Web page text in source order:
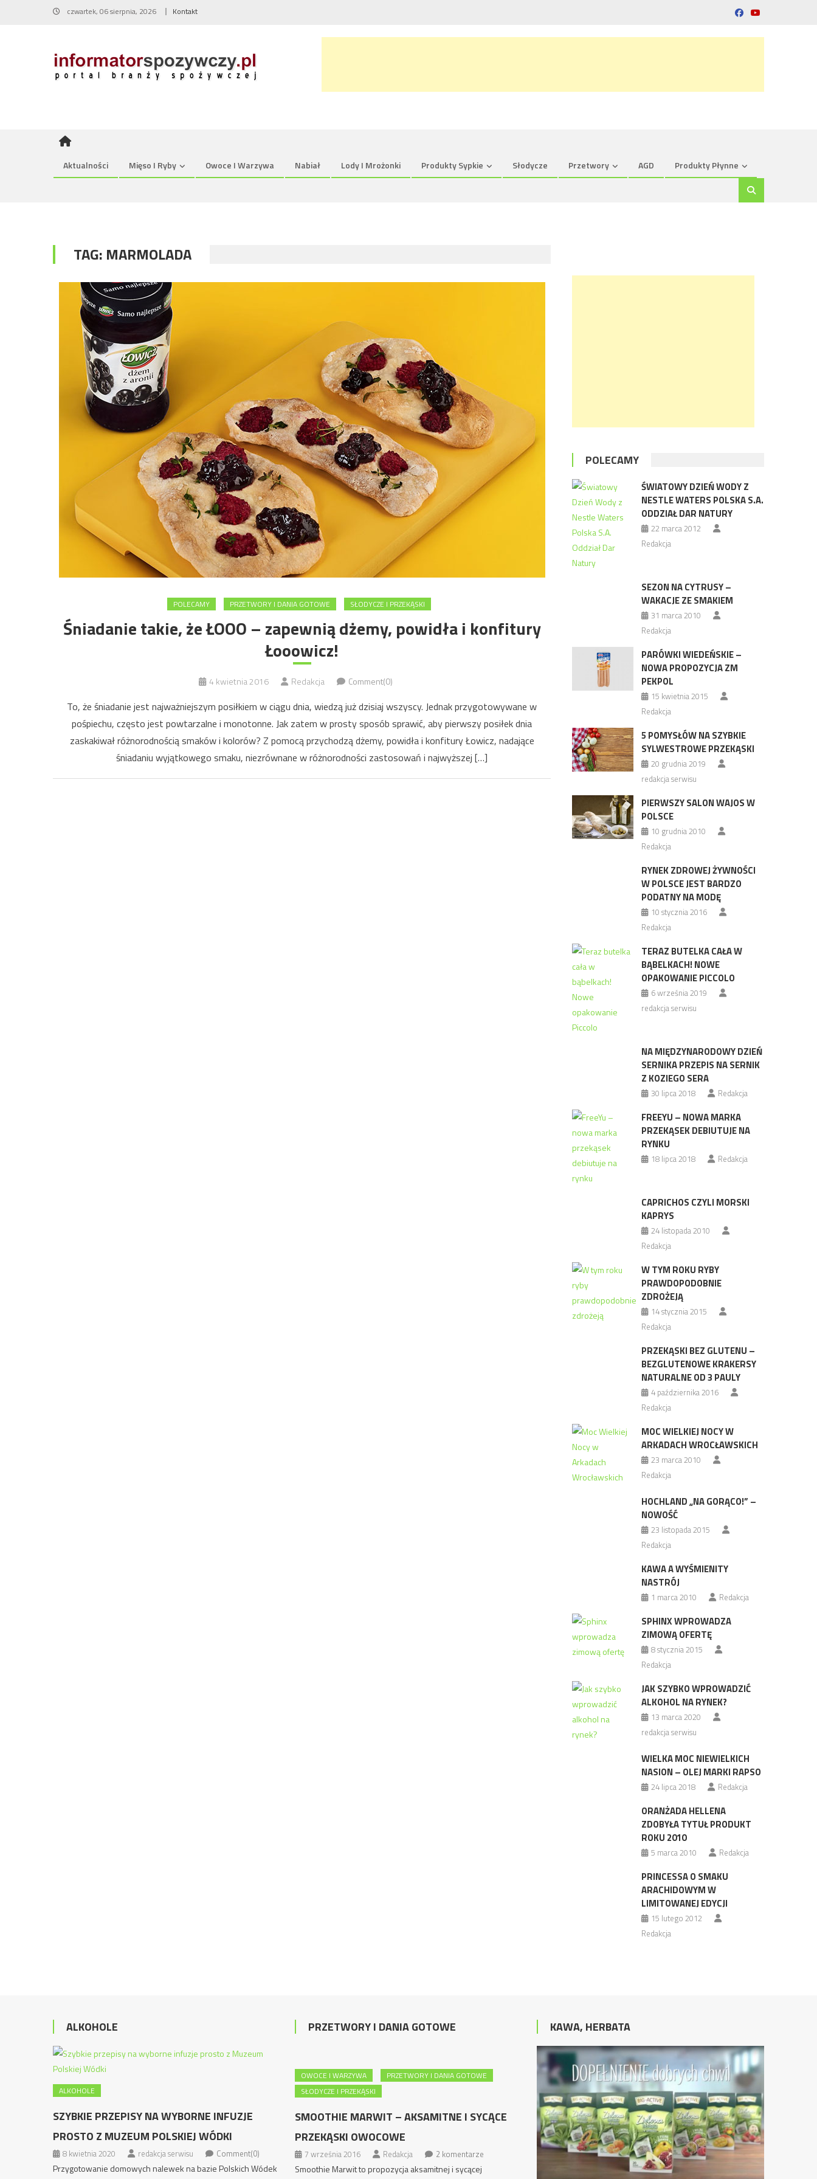
czwartek, 06 sierpnia, 2026 Kontakt
Aktualności Mięso I Ryby Owoce I Warzywa Nabiał Lody I Mrożonki Produkty Sypkie Słodycze Przetwory AGD Produkty Płynne
TAG: MARMOLADA
POLECAMY PRZETWORY I DANIA GOTOWE SŁODYCZE I PRZEKĄSKI
Śniadanie takie, że ŁOOO – zapewnią dżemy, powidła i konfitury
Łooowicz!
4 kwietnia 2016 Redakcja Comment(0)
To, że śniadanie jest najważniejszym posiłkiem w ciągu dnia, wiedzą już dzisiaj wszyscy. Jednak przygotowywane w
pośpiechu, często jest powtarzalne i monotonne. Jak zatem w prosty sposób sprawić, aby pierwszy posiłek dnia
zaskakiwał różnorodnością smaków i kolorów? Z pomocą przychodzą dżemy, powidła i konfitury Łowicz, nadające
śniadaniu wyjątkowego smaku, niezrównane w różnorodności zastosowań i najwyższej […]
POLECAMY
ŚWIATOWY DZIEŃ WODY Z
NESTLE WATERS POLSKA S.A.
ODDZIAŁ DAR NATURY
22 marca 2012
Redakcja
SEZON NA CYTRUSY –
WAKACJE ZE SMAKIEM
31 marca 2010
Redakcja
PARÓWKI WIEDEŃSKIE –
NOWA PROPOZYCJA ZM
PEKPOL
15 kwietnia 2015
Redakcja
5 POMYSŁÓW NA SZYBKIE
SYLWESTROWE PRZEKĄSKI
20 grudnia 2019
redakcja serwisu
PIERWSZY SALON WAJOS W
POLSCE
10 grudnia 2010
Redakcja
RYNEK ZDROWEJ ŻYWNOŚCI
W POLSCE JEST BARDZO
PODATNY NA MODĘ
10 stycznia 2016
Redakcja
TERAZ BUTELKA CAŁA W
BĄBELKACH! NOWE
OPAKOWANIE PICCOLO
6 września 2019
redakcja serwisu
NA MIĘDZYNARODOWY DZIEŃ
SERNIKA PRZEPIS NA SERNIK
Z KOZIEGO SERA
30 lipca 2018 Redakcja
FREEYU – NOWA MARKA
PRZEKĄSEK DEBIUTUJE NA
RYNKU
18 lipca 2018 Redakcja
CAPRICHOS CZYLI MORSKI
KAPRYS
24 listopada 2010
Redakcja
W TYM ROKU RYBY
PRAWDOPODOBNIE
ZDROŻEJĄ
14 stycznia 2015
Redakcja
PRZEKĄSKI BEZ GLUTENU –
BEZGLUTENOWE KRAKERSY
NATURALNE OD 3 PAULY
4 października 2016
Redakcja
MOC WIELKIEJ NOCY W
ARKADACH WROCŁAWSKICH
23 marca 2010
Redakcja
HOCHLAND „NA GORĄCO!” –
NOWOŚĆ
23 listopada 2015
Redakcja
KAWA A WYŚMIENITY
NASTRÓJ
1 marca 2010 Redakcja
SPHINX WPROWADZA
ZIMOWĄ OFERTĘ
8 stycznia 2015
Redakcja
JAK SZYBKO WPROWADZIĆ
ALKOHOL NA RYNEK?
13 marca 2020
redakcja serwisu
WIELKA MOC NIEWIELKICH
NASION – OLEJ MARKI RAPSO
24 lipca 2018 Redakcja
ORANŻADA HELLENA
ZDOBYŁA TYTUŁ PRODUKT
ROKU 2010
5 marca 2010 Redakcja
PRINCESSA O SMAKU
ARACHIDOWYM W
LIMITOWANEJ EDYCJI
15 lutego 2012
Redakcja
ALKOHOLE
ALKOHOLE
SZYBKIE PRZEPISY NA WYBORNE INFUZJE
PROSTO Z MUZEUM POLSKIEJ WÓDKI
8 kwietnia 2020 redakcja serwisu Comment(0)
Przygotowanie domowych nalewek na bazie Polskich Wódek
PRZETWORY I DANIA GOTOWE
OWOCE I WARZYWA
PRZETWORY I DANIA GOTOWE
SŁODYCZE I PRZEKĄSKI
SMOOTHIE MARWIT – AKSAMITNE I SYCĄCE
PRZEKĄSKI OWOCOWE
7 września 2016 Redakcja 2 komentarze
Smoothie Marwit to propozycja aksamitnej i sycącej
KAWA, HERBATA